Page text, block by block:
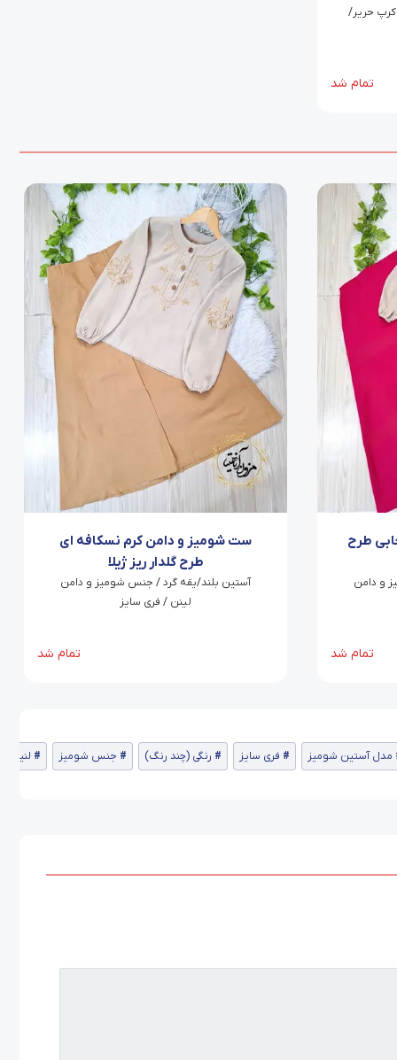
حریر/
تمام شد
طرح
و دامن
تمام شد
ست شومیز و دامن کرم نسکافه ای
طرح گلدار ریز ژیلا
آستین بلند/یقه گرد / جنس شومیز و دامن
لینن / فری سایز
تمام شد
مدل آستین شومیز فری سایز رنگی (چند رنگ) جنس شومیز لنین